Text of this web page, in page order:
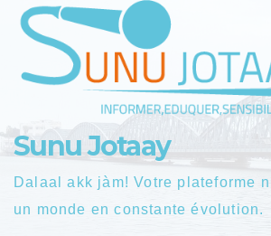
Sunu Jotaay
Dalaal akk jàm! Votre plateforme
un monde en constante évolution.